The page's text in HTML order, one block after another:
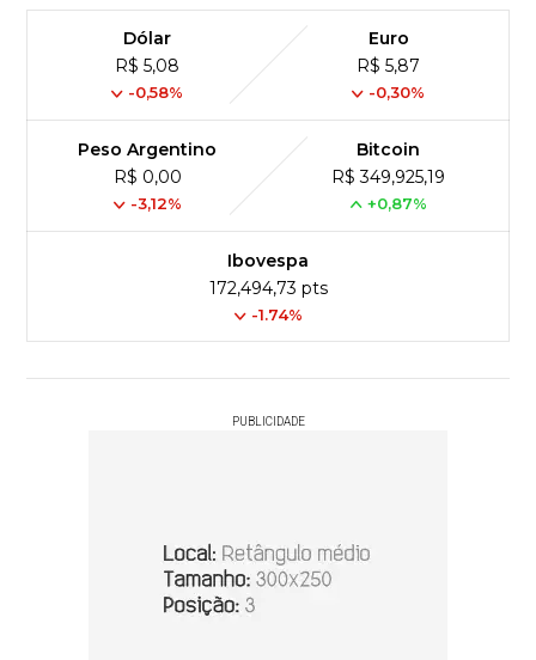
Dólar
R$ 5,08
-0,58%
Euro
R$ 5,87
-0,30%
Peso Argentino
R$ 0,00
-3,12%
Bitcoin
R$ 349,925,19
+0,87%
Ibovespa
172,494,73 pts
-1.74%
PUBLICIDADE